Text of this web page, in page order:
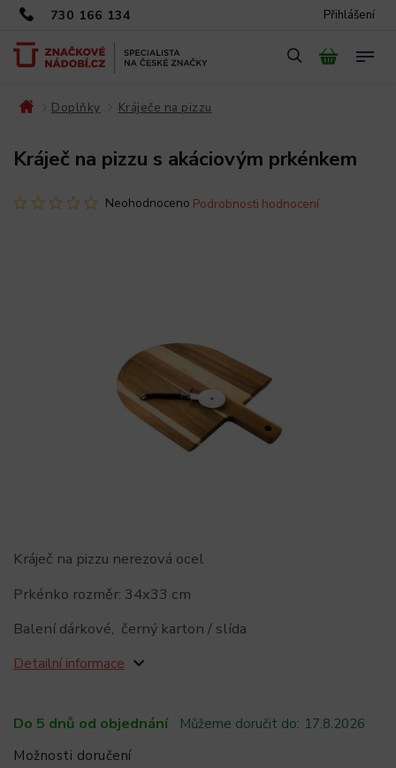
730 166 134 Přihlášení
Doplňky Kráječe na pizzu
Kráječ na pizzu s akáciovým prkénkem
Neohodnoceno Podrobnosti hodnocení
Do 5 dnů od objednání Můžeme doručit do: 17.8.2026
Možnosti doručení
Kráječ na pizzu nerezová ocel
Prkénko rozměr: 34x33 cm
Balení dárkové, černý karton / slída
Detailní informace